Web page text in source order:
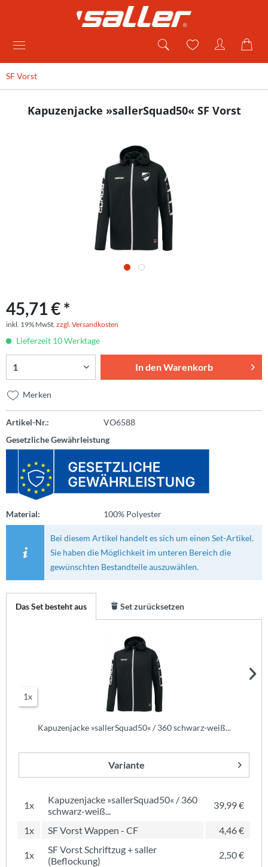
SF Vorst
Kapuzenjacke »sallerSquad50« SF Vorst
45,71 € *
inkl. 19% MwSt. zzgl. Versandkosten
Lieferzeit 10 Werktage
In denWarenkorb
Merken
Artikel-Nr.:
VO6588
Gesetzliche Gewährleistung
Material: 100% Polyester
Bei diesem Artikel handelt es sich um einen Set-Artikel.
Sie haben die Möglichkeit im unteren Bereich die
gewünschten Bestandteile auszuwählen.
Das Set besteht aus Set zurücksetzen
1x
Kapuzenjacke »sallerSquad50« / 360 schwarz-weiß...
Variante
1x
Kapuzenjacke »sallerSquad50« / 360
schwarz-weiß...
39,99 €
1x SF Vorst Wappen - CF 4,46 €
1x
SF Vorst Schriftzug + saller
(Beflockung)
2,50 €